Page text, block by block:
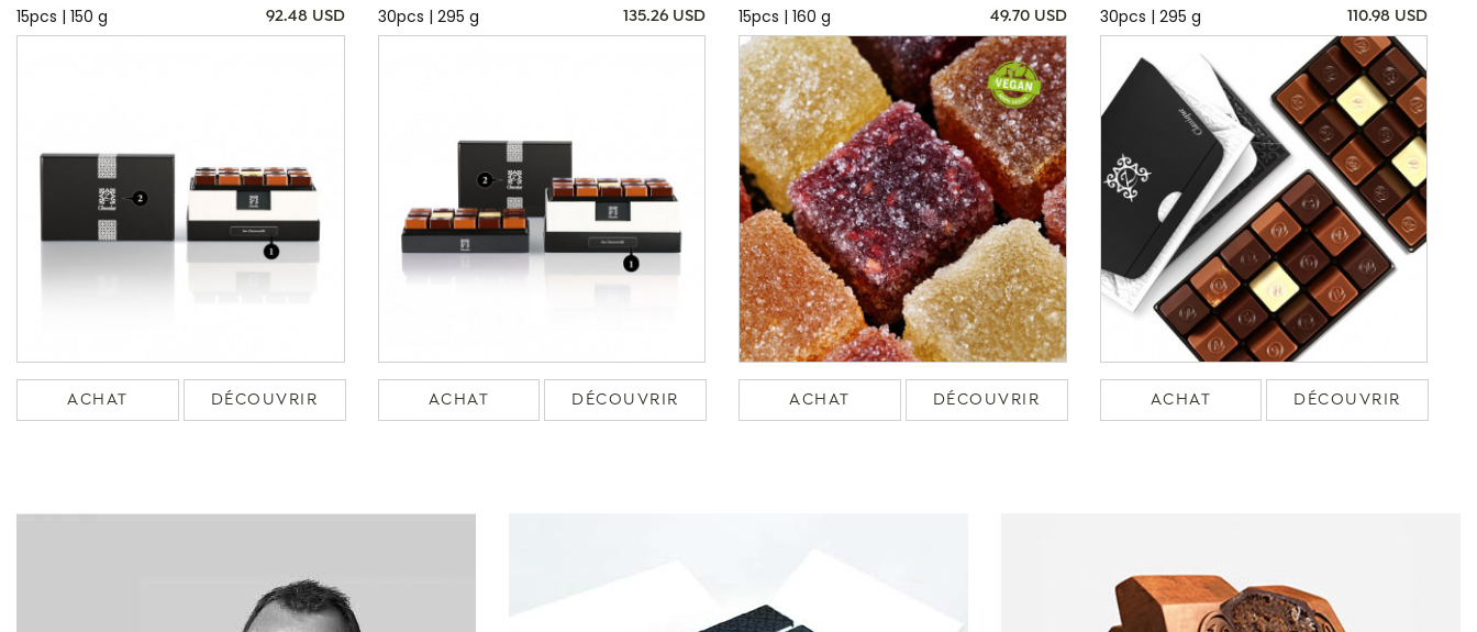
15pcs | 150 g
92.48 USD
ACHAT DÉCOUVRIR
30pcs | 295 g
135.26 USD
ACHAT DÉCOUVRIR
15pcs | 160 g
49.70 USD
ACHAT DÉCOUVRIR
30pcs | 295 g
110.98 USD
ACHAT DÉCOUVRIR